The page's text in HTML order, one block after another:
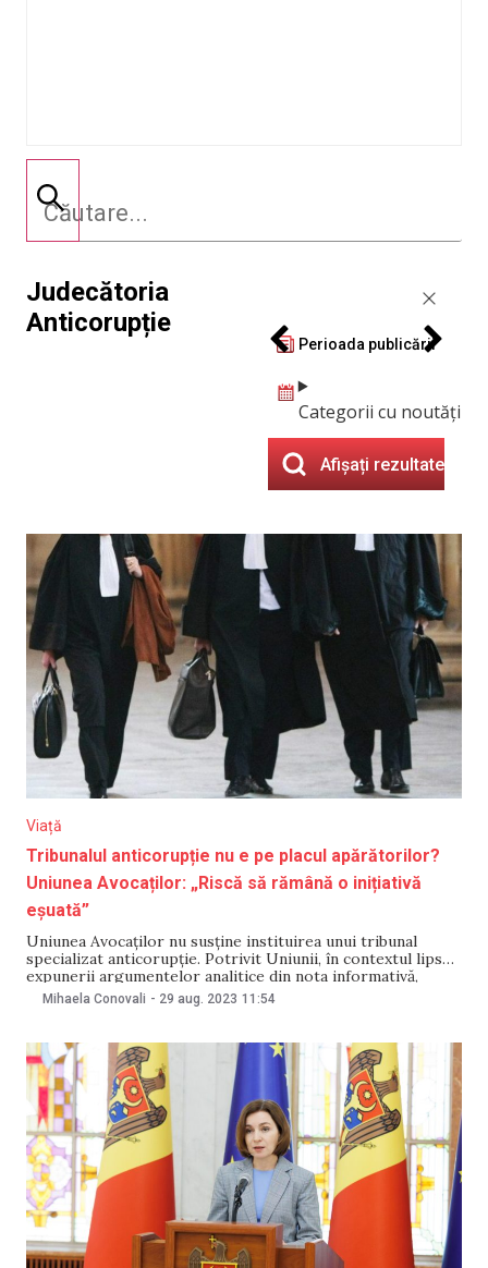
Judecătoria
Anticorupție
Perioada publicării
Categorii cu noutăți
Afișați rezultatele
Viață
Tribunalul anticorupție nu e pe placul apărătorilor?
Uniunea Avocaților: „Riscă să rămână o inițiativă
eșuată”
Uniunea Avocaților nu susține instituirea unui tribunal
specializat anticorupție. Potrivit Uniunii, în contextul lipsei
expunerii argumentelor analitice din nota informativă,
instituirea tribunalului riscă să rămână o inițiativă eșuată.
Consiliul Uniunii Avocaților din Republica Moldova a
judecătoresc anticorupție și modificarea unor acte
normative
Mihaela Conovali - 29 aug. 2023 11:54